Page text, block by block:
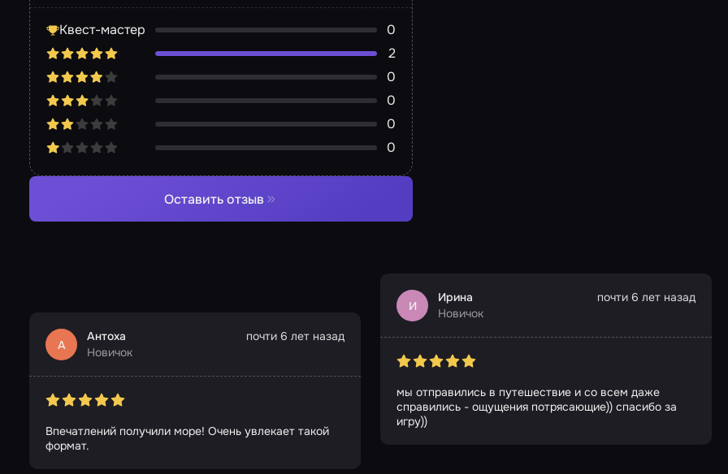
Квест-мастер
0
2
0
0
0
0
Оставить отзыв
А
Антоха
Новичок
почти 6 лет назад
Впечатлений получили море! Очень увлекает такой
формат.
И
Ирина
Новичок
почти 6 лет назад
мы отправились в путешествие и со всем даже
справились - ощущения потрясающие)) спасибо за
игру))